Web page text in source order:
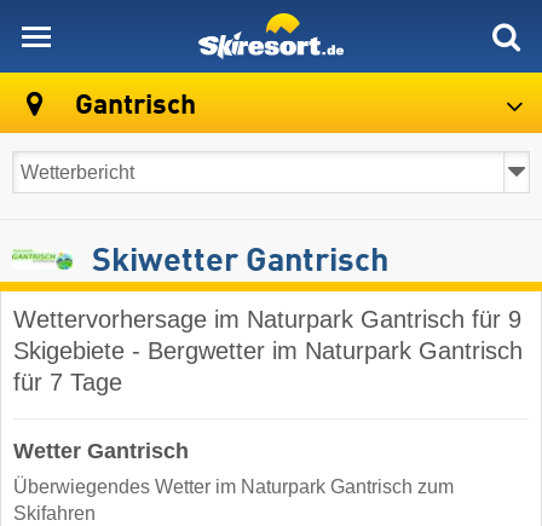
Gantrisch
Skiwetter Gantrisch
Wettervorhersage im Naturpark Gantrisch für 9
Skigebiete - Bergwetter im Naturpark Gantrisch
für 7 Tage
Wetter Gantrisch
Überwiegendes Wetter im Naturpark Gantrisch zum
Skifahren